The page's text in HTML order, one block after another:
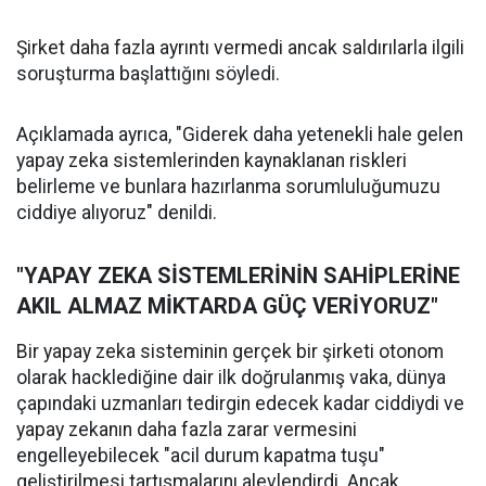
Şirket daha fazla ayrıntı vermedi ancak saldırılarla ilgili
soruşturma başlattığını söyledi.
Açıklamada ayrıca, "Giderek daha yetenekli hale gelen
yapay zeka sistemlerinden kaynaklanan riskleri
belirleme ve bunlara hazırlanma sorumluluğumuzu
ciddiye alıyoruz" denildi.
"YAPAY ZEKA SİSTEMLERİNİN SAHİPLERİNE
AKIL ALMAZ MİKTARDA GÜÇ VERİYORUZ"
Bir yapay zeka sisteminin gerçek bir şirketi otonom
olarak hacklediğine dair ilk doğrulanmış vaka, dünya
çapındaki uzmanları tedirgin edecek kadar ciddiydi ve
yapay zekanın daha fazla zarar vermesini
engelleyebilecek "acil durum kapatma tuşu"